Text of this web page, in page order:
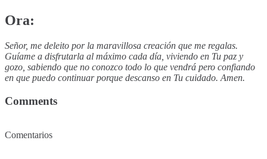
Ora:
Señor, me deleito por la maravillosa creación que me regalas.
Guíame a disfrutarla al máximo cada día, viviendo en Tu paz y
gozo, sabiendo que no conozco todo lo que vendrá pero confiando
en que puedo continuar porque descanso en Tu cuidado. Amen.
Comments
Comentarios